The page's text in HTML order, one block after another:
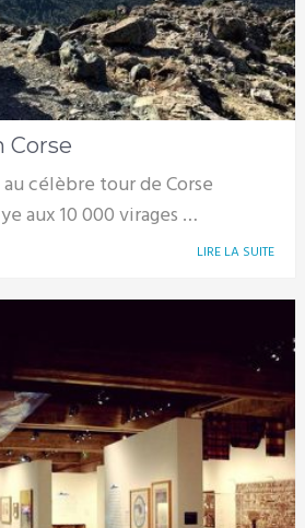
Corse
célèbre tour de Corse
aux 10 000 virages …
LIRE LA SUITE